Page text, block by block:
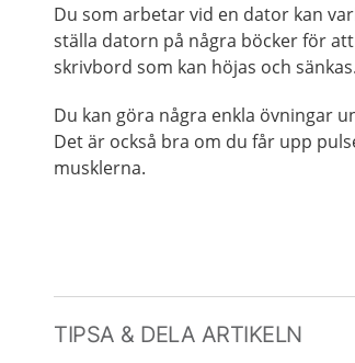
Du som arbetar vid en dator kan
ställa datorn på några böcker för
skrivbord som kan höjas och
Du kan göra några enkla övningar
Det är också bra om du får upp
musklerna.
TIPSA & DELA ARTIKELN